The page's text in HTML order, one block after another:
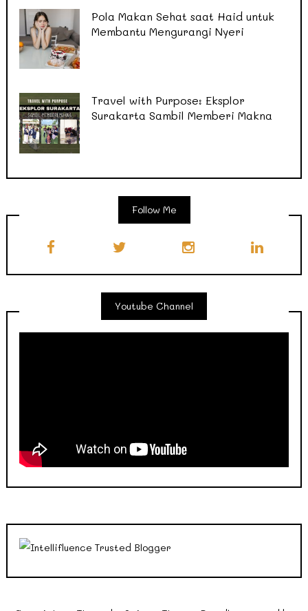
Pola Makan Sehat saat Haid untuk
Membantu Mengurangi Nyeri
Travel with Purpose: Eksplor
Surakarta Sambil Memberi Makna
Follow Me
Youtube Channel